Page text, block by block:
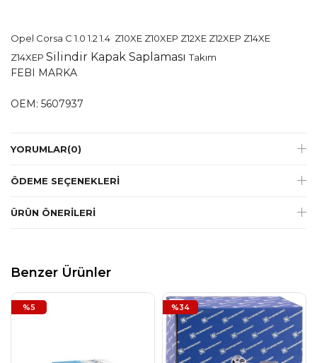
Opel Corsa C 1.0 1.2 1.4 Z10XE Z10XEP Z12XE Z12XEP Z14XE
Z14XEP Silindir Kapak SaplamasıTakım
FEBI MARKA
OEM: 5607937
YORUMLAR(0)
ÖDEME SEÇENEKLERI
ÜRÜN ÖNERILERI
Benzer Ürünler
%5 %34